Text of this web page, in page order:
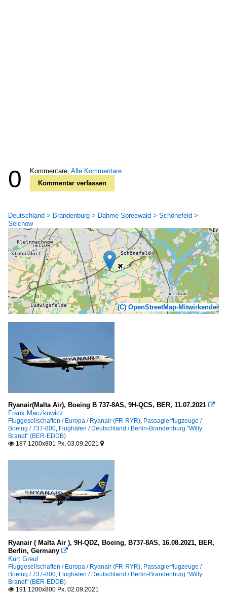
0 Kommentare, Alle Kommentare
Kommentar verfassen
Deutschland > Brandenburg > Dahme-Spreewald > Schönefeld >
Selchow
(C) OpenStreetMap-Mitwirkende
Ryanair(Malta Air), Boeing B 737-8AS, 9H-QCS, BER, 11.07.2021 
Frank Maczkowicz
Fluggesellschaften / Europa / Ryanair (FR-RYR), Passagierflugzeuge /
Boeing / 737-800, Flughäfen / Deutschland / Berlin-Brandenburg "Willy
Brandt" (BER-EDDB)
 187 1200x801 Px, 03.09.2021 
Ryanair ( Malta Air ), 9H-QDZ, Boeing, B737-8AS, 16.08.2021, BER,
Berlin, Germany 
Kurt Greul
Fluggesellschaften / Europa / Ryanair (FR-RYR), Passagierflugzeuge /
Boeing / 737-800, Flughäfen / Deutschland / Berlin-Brandenburg "Willy
Brandt" (BER-EDDB)
 191 1200x800 Px, 02.09.2021